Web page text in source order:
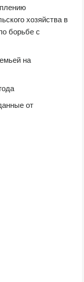
хозяйства в
борьбе с
на
от